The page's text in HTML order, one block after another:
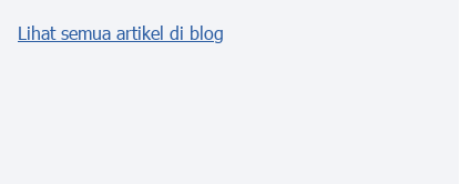
Lihat semua artikel di blog